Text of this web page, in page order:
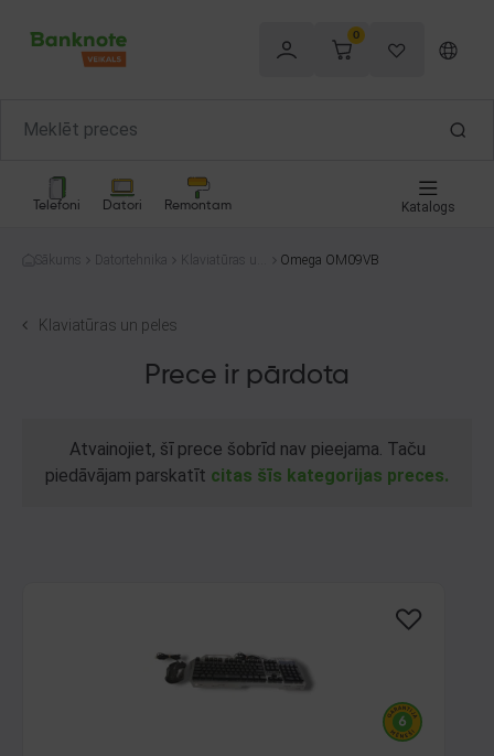
0
Telefoni Datori Remontam Katalogs
Sākums Datortehnika
Klaviatūras un
Omega OM09VB
Klaviatūras un peles
Prece ir pārdota
Atvainojiet, šī prece šobrīd nav pieejama. Taču
piedāvājam parskatīt citas šīs kategorijas preces.